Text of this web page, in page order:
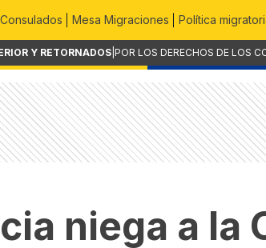
Consulados Mesa Migraciones Política
Y RETORNADOS POR LOS DERECHOS DE LOS
niega a la